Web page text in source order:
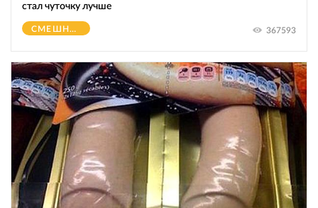
стал чуточку лучше
СМЕШНОЕ 367593